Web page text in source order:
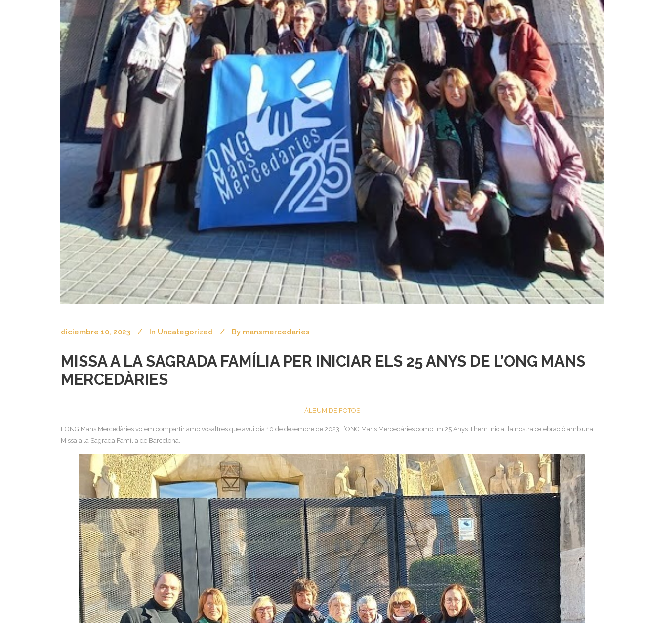
diciembre 10, 2023 In Uncategorized By mansmercedaries
MISSA A LA SAGRADA FAMÍLIA PER INICIAR ELS 25 ANYS DE L’ONG MANS
MERCEDÀRIES
ÀLBUM DE FOTOS
L’ONG Mans Mercedàries volem compartir amb vosaltres que avui dia 10 de desembre de 2023, l’ONG Mans Mercedàries complim 25 Anys. I hem iniciat la nostra celebració amb una
Missa a la Sagrada Família de Barcelona.